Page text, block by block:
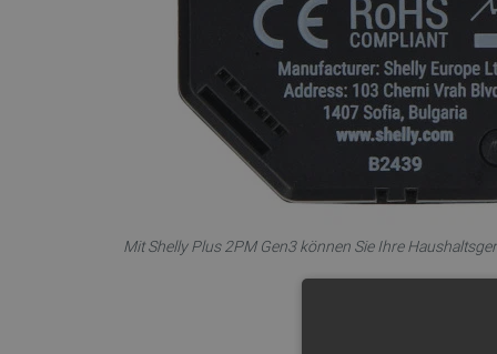
Mit Shelly Plus 2PM Gen3 können Sie Ihre